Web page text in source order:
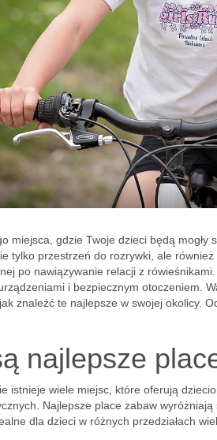
miejsca, gdzie Twoje dzieci będą
tylko przestrzeń do rozrywki, ale
po nawiązywanie relacji z
i bezpiecznym otoczeniem.
znaleźć te najlepsze w swojej okolicy.
najlepsze
istnieje wiele miejsc, które oferują
Najlepsze place zabaw
dla dzieci w różnych przedziałach